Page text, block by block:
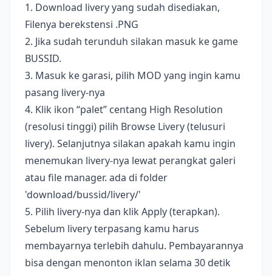
1. Download livery yang sudah disediakan,
Filenya berekstensi .PNG
2. Jika sudah terunduh silakan masuk ke game
BUSSID.
3. Masuk ke garasi, pilih MOD yang ingin kamu
pasang livery-nya
4. Klik ikon “palet” centang High Resolution
(resolusi tinggi) pilih Browse Livery (telusuri
livery). Selanjutnya silakan apakah kamu ingin
menemukan livery-nya lewat perangkat galeri
atau file manager. ada di folder
'download/bussid/livery/'
5. Pilih livery-nya dan klik Apply (terapkan).
Sebelum livery terpasang kamu harus
membayarnya terlebih dahulu. Pembayarannya
bisa dengan menonton iklan selama 30 detik